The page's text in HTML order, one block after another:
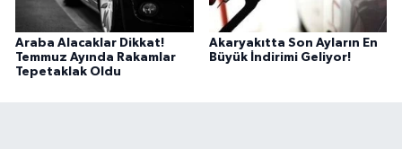
Araba Alacaklar Dikkat!
Temmuz Ayında Rakamlar
Tepetaklak Oldu
Akaryakıtta Son Ayların En
Büyük İndirimi Geliyor!